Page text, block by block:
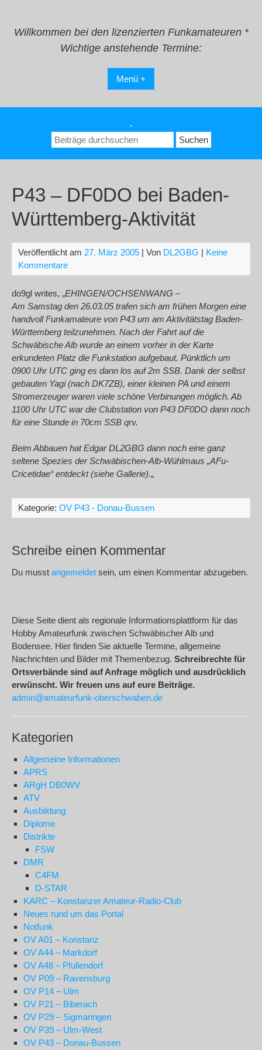
springenWillkommen bei den lizenzierten Funkamateuren *
Wichtige anstehende Termine:
Menü +
.
Suchen
nach:
P43 – DF0DO bei Baden-
Württemberg-Aktivität
Veröffentlicht am 27. März 2005 | Von DL2GBG | Keine
Kommentare
do9gl writes, „EHINGEN/OCHSENWANG –
Am Samstag den 26.03.05 trafen sich am frühen Morgen eine
handvoll Funkamateure von P43 um am Aktivitätstag Baden-
Württemberg teilzunehmen. Nach der Fahrt auf die
Schwäbische Alb wurde an einem vorher in der Karte
erkundeten Platz die Funkstation aufgebaut. Pünktlich um
0900 Uhr UTC ging es dann los auf 2m SSB. Dank der selbst
gebauten Yagi (nach DK7ZB), einer kleinen PA und einem
Stromerzeuger waren viele schöne Verbinungen möglich. Ab
1100 Uhr UTC war die Clubstation von P43 DF0DO dann noch
für eine Stunde in 70cm SSB qrv.
Beim Abbauen hat Edgar DL2GBG dann noch eine ganz
seltene Spezies der Schwäbischen-Alb-Wühlmaus „AFu-
Cricetidae“ entdeckt (siehe Gallerie).„
Kategorie: OV P43 - Donau-Bussen
Schreibe einen Kommentar
Du musst angemeldet sein, um einen Kommentar abzugeben.
Diese Seite dient als regionale Informationsplattform für das
Hobby Amateurfunk zwischen Schwäbischer Alb und
Bodensee. Hier finden Sie aktuelle Termine, allgemeine
Nachrichten und Bilder mit Themenbezug. Schreibrechte für
Ortsverbände sind auf Anfrage möglich und ausdrücklich
erwünscht. Wir freuen uns auf eure Beiträge.
admin@amateurfunk-oberschwaben.de
Kategorien
Allgemeine Informationen
APRS
ARgH DB0WV
ATV
Ausbildung
Diplome
Distrikte
FSW
DMR
C4FM
D-STAR
KARC – Konstanzer Amateur-Radio-Club
Neues rund um das Portal
Notfunk
OV A01 – Konstanz
OV A44 – Markdorf
OV A48 – Pfullendorf
OV P09 – Ravensburg
OV P14 – Ulm
OV P21 – Biberach
OV P29 – Sigmaringen
OV P39 – Ulm-West
OV P43 – Donau-Bussen